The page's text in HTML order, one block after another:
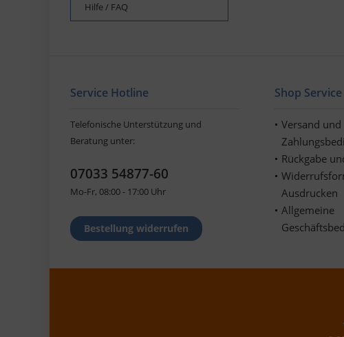
Hilfe / FAQ
Service Hotline
Telefonische Unterstützung und
Beratung unter:
07033 54877-60
Mo-Fr, 08:00 - 17:00 Uhr
Bestellung widerrufen
Shop Service
Versand und
Rückgabe
Ausdrucken
Allgemeine